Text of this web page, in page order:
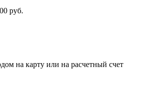
руб.
на карту или на расчетный счет